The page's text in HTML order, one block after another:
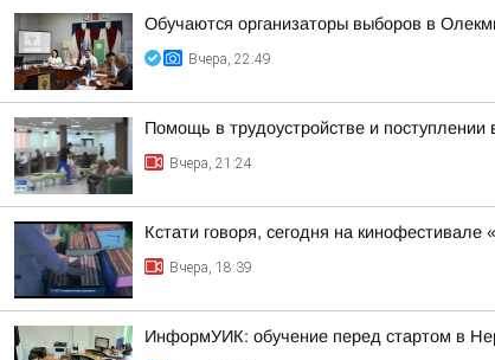
Обучаются организаторы выборов в
Вчера, 22:49
Помощь в трудоустройстве и поступлении
Вчера, 21:24
Кстати говоря, сегодня на
Вчера, 18:39
ИнформУИК: обучение перед стартом в